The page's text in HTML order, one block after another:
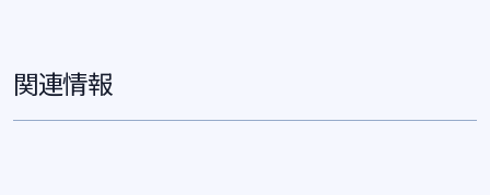
関連情報